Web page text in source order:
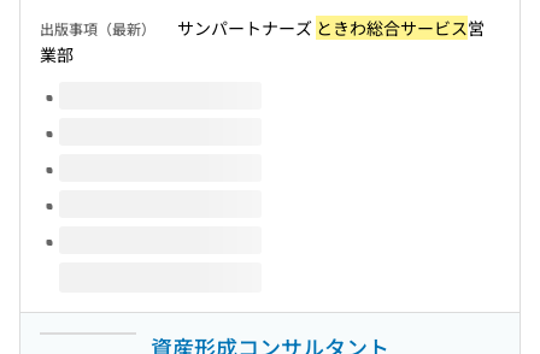
出版事項（最新） サンパートナーズ ときわ総合サービス営
業部
このタイトルの巻号
資産形成コンサルタント